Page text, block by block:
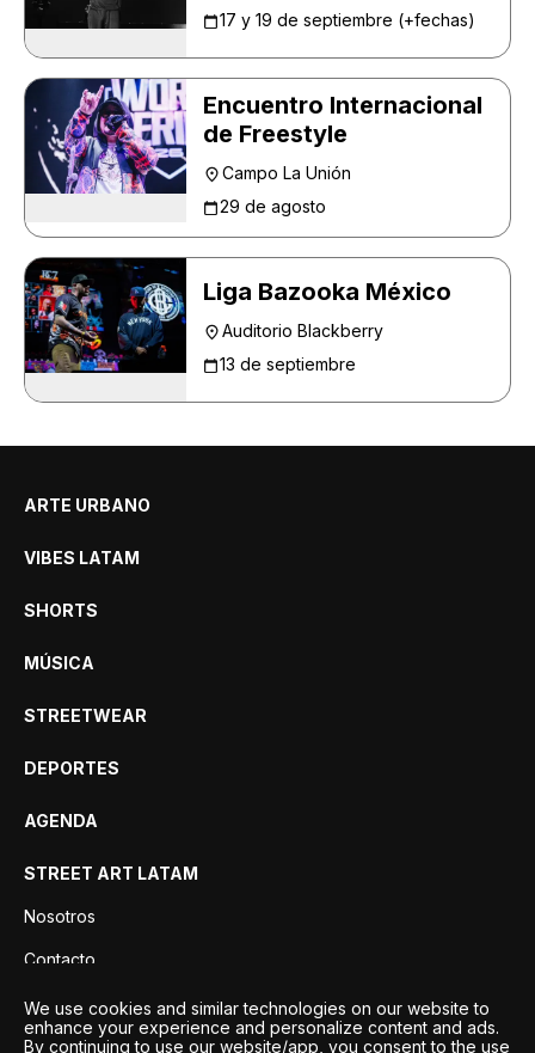
17 y 19 de septiembre (+fechas)
Encuentro Internacional
de Freestyle
Campo La Unión
29 de agosto
Liga Bazooka México
Auditorio Blackberry
13 de septiembre
ARTE URBANO
VIBES LATAM
SHORTS
MÚSICA
STREETWEAR
DEPORTES
AGENDA
STREET ART LATAM
Nosotros
Contacto
Privacidad
We use cookies and similar technologies on our website to
enhance your experience and personalize content and ads.
By continuing to use our website/app, you consent to the use